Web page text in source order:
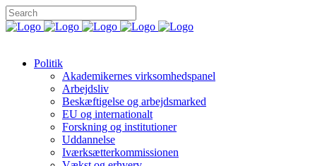
Politik
Akademikernes virksomhedspanel
Arbejdsliv
Beskæftigelse og arbejdsmarked
EU og internationalt
Forskning og institutioner
Uddannelse
Iværksætterkommissionen